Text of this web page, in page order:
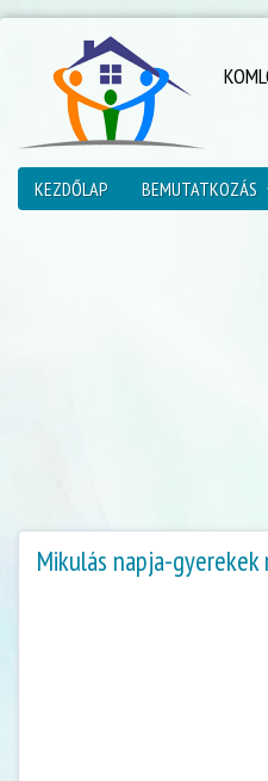
KEZDŐLAP BEMUTATKOZÁS
Mikulás napja-gyerekek